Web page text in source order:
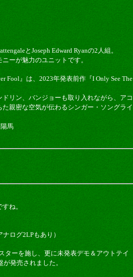
とJoseph Edward Ryanの2人組。
ーが魅力のユニットです。
Fool』は、2023年発表前作『I Only See The
リン、バンジョーも取り入れながら、アコ
親密な空気が伝わるシンガー・ソングライ
馬
ね。
ログ2LPもあり）
ターを施し、更に未発表デモ＆アウトテイ
発売されました。